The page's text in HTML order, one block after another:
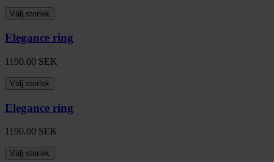
Välj storlek
Elegance ring
1190.00 SEK
Välj storlek
Elegance ring
1190.00 SEK
Välj storlek